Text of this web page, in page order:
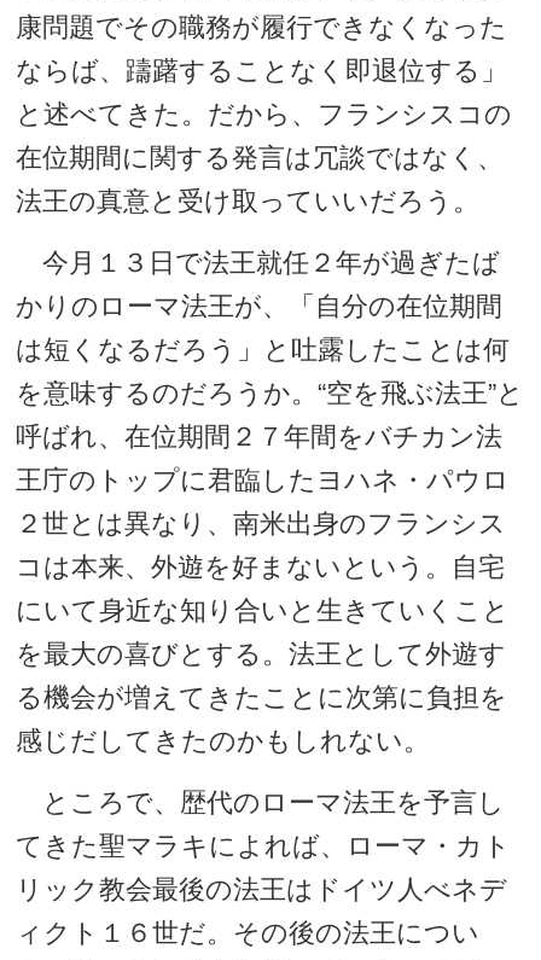
康問題でその職務が履行できなくなった
ならば、躊躇することなく即退位する」
と述べてきた。だから、フランシスコの
在位期間に関する発言は冗談ではなく、
法王の真意と受け取っていいだろう。
今月１３日で法王就任２年が過ぎたば
かりのローマ法王が、「自分の在位期間
は短くなるだろう」と吐露したことは何
を意味するのだろうか。“空を飛ぶ法王”と
呼ばれ、在位期間２７年間をバチカン法
王庁のトップに君臨したヨハネ・パウロ
２世とは異なり、南米出身のフランシス
コは本来、外遊を好まないという。自宅
にいて身近な知り合いと生きていくこと
を最大の喜びとする。法王として外遊す
る機会が増えてきたことに次第に負担を
感じだしてきたのかもしれない。
ところで、歴代のローマ法王を予言し
てきた聖マラキによれば、ローマ・カト
リック教会最後の法王はドイツ人べネデ
ィクト１６世だ。その後の法王につい